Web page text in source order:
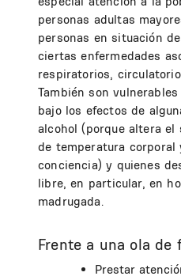
personas adultas
personas en situación
ciertas enfermedades
respiratorios,
También son
bajo los efectos de
alcohol (porque altera el
de temperatura corporal
conciencia) y quienes
libre, en particular, en
madrugada.
Frente a una ola de
Prestar